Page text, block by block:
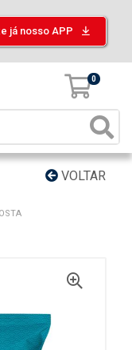
já nosso APP
0
VOLTAR